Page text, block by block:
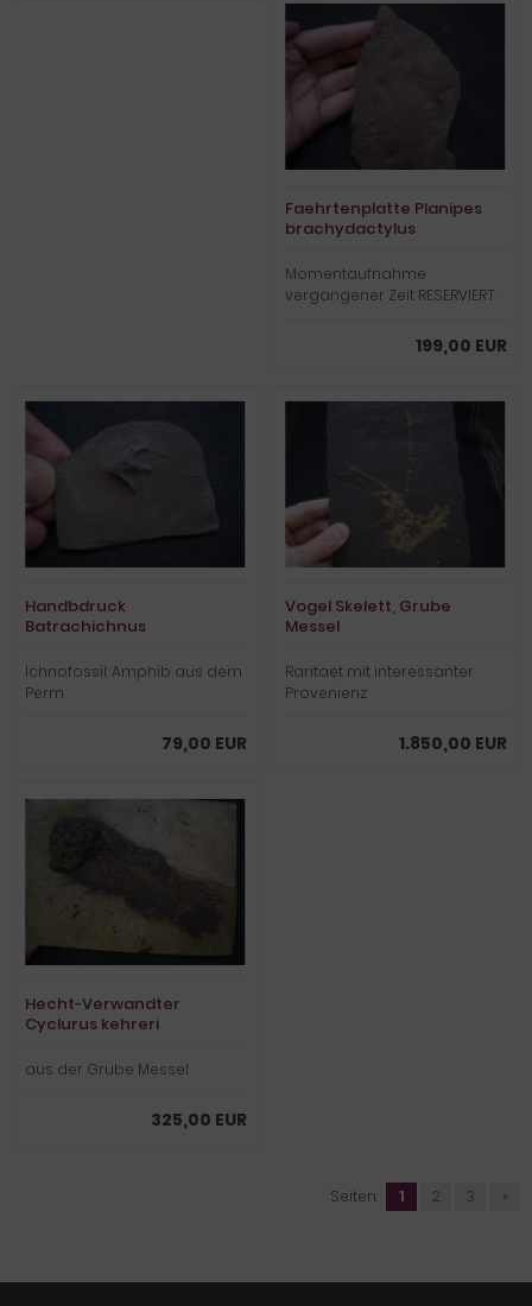
Faehrtenplatte Planipes
brachydactylus
Momentaufnahme
vergangener Zeit RESERVIERT
199,00 EUR
Handbdruck
Batrachichnus
Ichnofossil: Amphib aus dem
Perm
79,00 EUR
Vogel Skelett, Grube
Messel
Raritaet mit interessanter
Provenienz
1.850,00 EUR
Hecht-Verwandter
Cyclurus kehreri
aus der Grube Messel
325,00 EUR
Seiten: 1 2 3 »